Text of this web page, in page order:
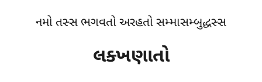
નમો તસ્સ ભગવતો અરહતો સમ્માસમ્બુદ્ધસ્સ
લક્ખણાતો